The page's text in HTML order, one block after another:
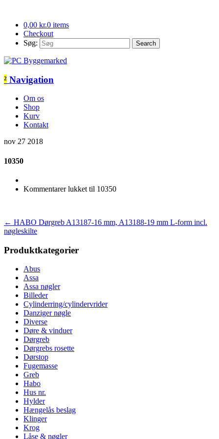
0,00 kr.0 items
Checkout
Søg:
² Navigation
Om os
Shop
Kurv
Kontakt
nov 27 2018
10350
Kommentarer lukket til 10350
← HABO Dørgreb A13187-16 mm, A13188-19 mm L-form incl.
nøgleskilte
Produktkategorier
Abus
Assa
Assa nøgler
Billeder
Cylinderring/cylindervrider
Danziger nøgle
Diverse
Døre & vinduer
Dørgreb
Dørgrebs rosette
Dørstop
Fugemasse
Greb
Habo
Hus nr.
Hylder
Hængelås beslag
Klinger
Krog
Låse & nøgler